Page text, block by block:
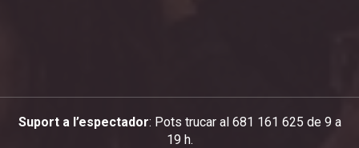
Suport a l’espectador: Pots trucar al 681 161 625 de 9 a
19 h.